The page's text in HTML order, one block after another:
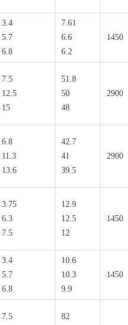
3.4
5.7
6.8
7.61
6.6
6.2
1450
7.5
12.5
15
51.8
50
48
2900
6.8
11.3
13.6
42.7
41
39.5
2900
3.75
6.3
7.5
12.9
12.5
12
1450
3.4
5.7
6.8
10.6
10.3
9.9
1450
7.5
82